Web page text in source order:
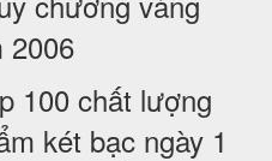
2006
chất lượng
két bạc ngày 1